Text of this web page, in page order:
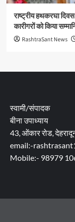
राष्ट्रीय हथकरघा
कारीगरों को किया
RashtraSant News
स्वामी/संपादक
बीना उपाध्याय
43, ओंकार रोड,
email:-
Mobile:- 98979